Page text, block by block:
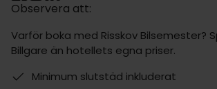
Observera att:
Varför boka med Risskov Bilsemester?
Billgare än hotellets egna priser.
Minimum slutstäd inkluderat